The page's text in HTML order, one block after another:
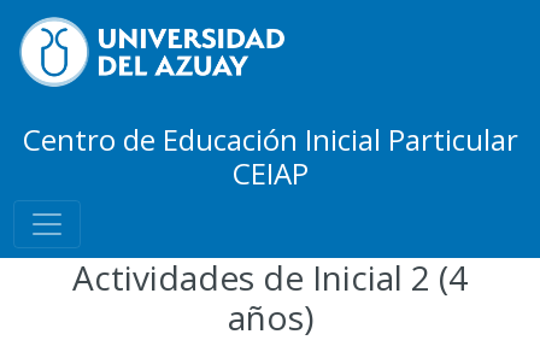
Centro de Educación Inicial Particular
CEIAP
Actividades de Inicial 2 (4
años)